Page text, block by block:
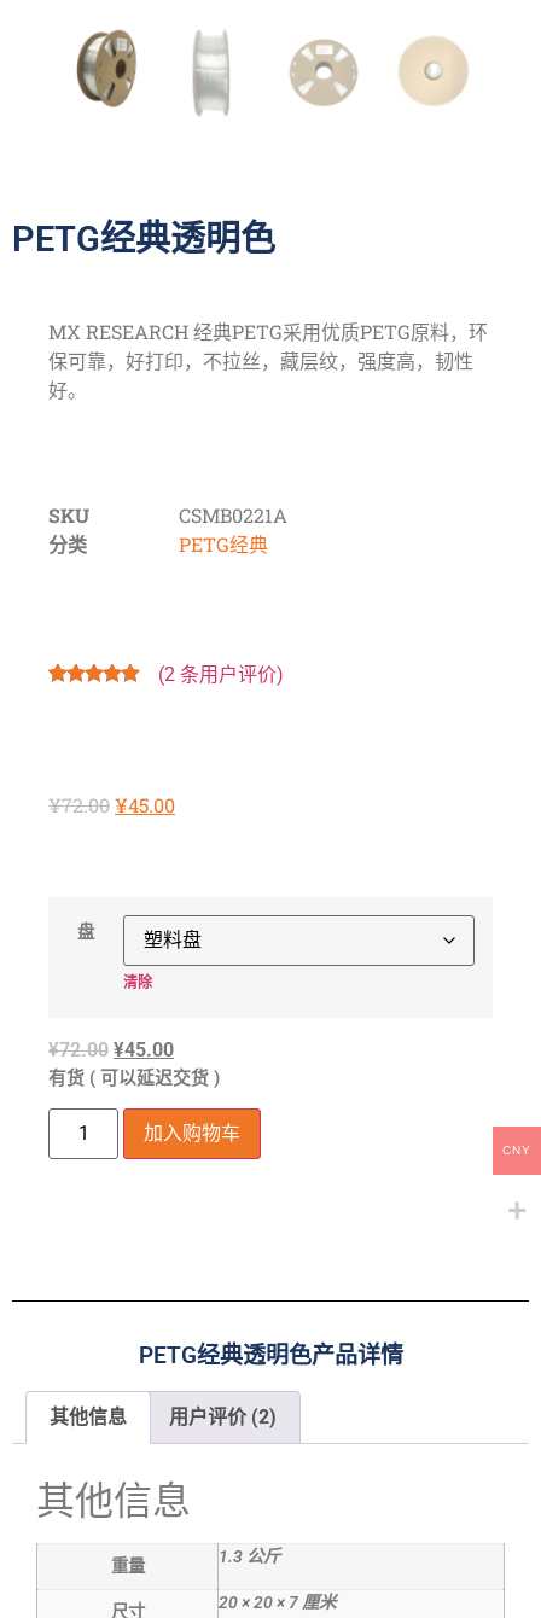
PETG经典透明色
MX RESEARCH 经典PETG采用优质PETG原料，环
保可靠，好打印，不拉丝，藏层纹，强度高，韧性
好。
SKU
CSMB0221A
分类
PETG经典
(2条用户评价)
¥72.00¥45.00
盘
清除
¥72.00 ¥45.00
有货 ( 可以延迟交货 )
加入购物车
PETG经典透明色产品详情
其他信息 用户评价 (2)
其他信息
重量 1.3 公斤
尺寸 20 × 20 × 7 厘米
CNY